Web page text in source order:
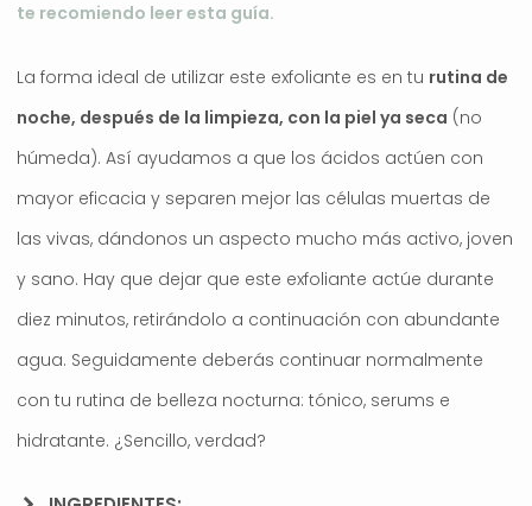
te recomiendo leer esta guía.
La forma ideal de utilizar este exfoliante es en tu rutina de
noche, después de la limpieza, con la piel ya seca (no
húmeda). Así ayudamos a que los ácidos actúen con
mayor eficacia y separen mejor las células muertas de
las vivas, dándonos un aspecto mucho más activo, joven
y sano. Hay que dejar que este exfoliante actúe durante
diez minutos, retirándolo a continuación con abundante
agua. Seguidamente deberás continuar normalmente
con tu rutina de belleza nocturna: tónico, serums e
hidratante. ¿Sencillo, verdad?